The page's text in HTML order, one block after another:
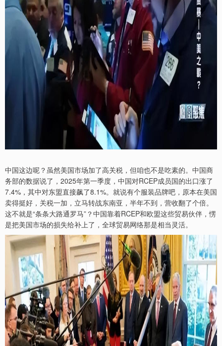
中国这边呢？虽然美国市场加了高关税，但咱也不是吃素的。中国商
务部的数据说了，2025年第一季度，中国对RCEP成员国的出口涨了
7.4%，其中对东盟直接飙了8.1%。就说有个服装品牌吧，原本在美国
卖得挺好，关税一加，立马转战东南亚，半年不到，营收翻了个倍。
这不就是“条条大路通罗马”？中国靠着RCEP和欧盟这些贸易伙伴，愣
是把美国市场的损失给补上了，全球贸易网络那是相当灵活。